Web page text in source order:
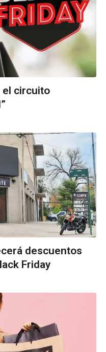
el circuito
descuentos
Friday